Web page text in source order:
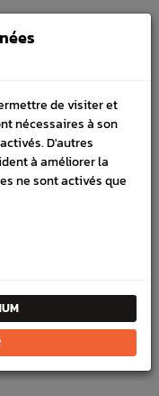
de visiter et
nécessaires à son
D'autres
à améliorer la
ne sont activés que